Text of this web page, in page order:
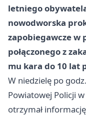
letniego
nowodworska
zapobiegawcze w
połączonego z
mu kara do 10 lat
W niedzielę po
Powiatowej Policji
otrzymał